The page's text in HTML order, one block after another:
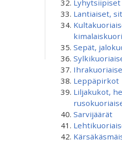
Lyhytsiipiset
Lantiaiset,
Sepät,
Leppäpirkot
Liljakukot,
Sarvijäärät